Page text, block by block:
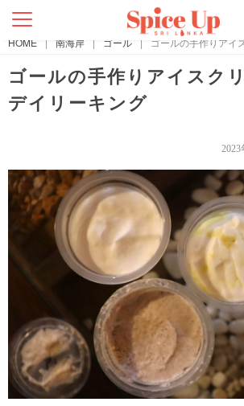
HOME | 南海岸 | ゴール | ゴールの手作りアイ
ゴールの手作りアイスク
デイリーキング
2023